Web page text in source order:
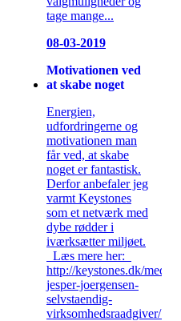
tage mange...
08-03-2019
Motivationen ved
at skabe noget
Energien,
udfordringerne og
motivationen man
får ved, at skabe
noget er fantastisk.
Derfor anbefaler jeg
varmt Keystones
som et netværk med
dybe rødder i
iværksætter miljøet.
Læs mere her:
http://keystones.dk/
jesper-joergensen-
selvstaendig-
virksomhedsraadgiver/...